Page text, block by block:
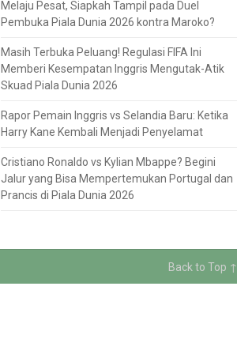
Melaju Pesat, Siapkah Tampil pada Duel
Pembuka Piala Dunia 2026 kontra Maroko?
Masih Terbuka Peluang! Regulasi FIFA Ini
Memberi Kesempatan Inggris Mengutak-Atik
Skuad Piala Dunia 2026
Rapor Pemain Inggris vs Selandia Baru: Ketika
Harry Kane Kembali Menjadi Penyelamat
Cristiano Ronaldo vs Kylian Mbappe? Begini
Jalur yang Bisa Mempertemukan Portugal dan
Prancis di Piala Dunia 2026
Back to Top ↑